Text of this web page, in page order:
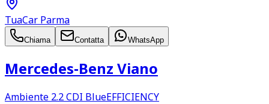
TuaCar Parma
Chiama Contatta WhatsApp
Mercedes‑Benz Viano
Ambiente 2.2 CDI BlueEFFICIENCY